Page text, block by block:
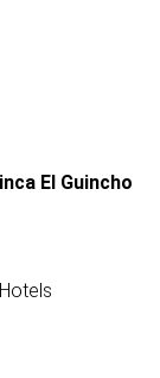
El Guincho
Hotels